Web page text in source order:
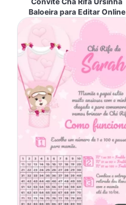
Baloeira para Editar Online